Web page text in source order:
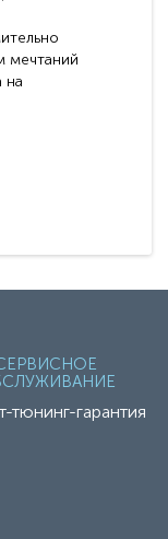
мечтаний
на
тюнинг-гарантия